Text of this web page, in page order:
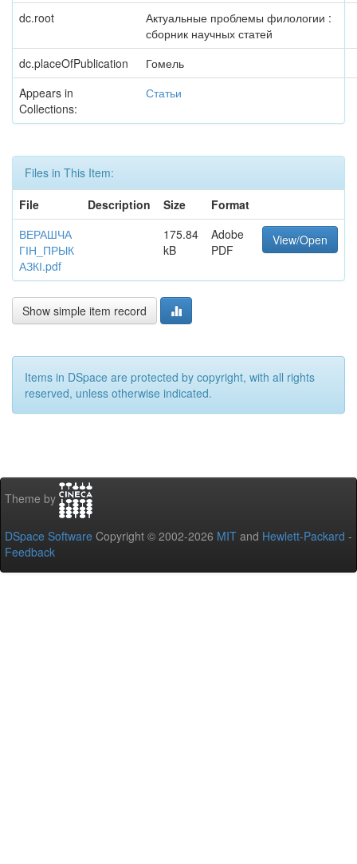
dc.root
Актуальные проблемы филологии :
сборник научных статей
dc.placeOfPublication
Гомель
Appears in
Collections:
Статьи
Files in This Item:
File
Description Size
Format
ВЕРАШЧА
ГІН_ПРЫК
АЗКІ.pdf
175.84
kB
Adobe
PDF
View/Open
Show simple item record
Items in DSpace are protected by copyright, with all rights
reserved, unless otherwise indicated.
Theme by
DSpace Software Copyright © 2002-2026 MIT and Hewlett-Packard -
Feedback